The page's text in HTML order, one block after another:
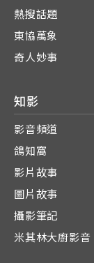
熱搜話題
東協萬象
奇人妙事
知影
影音頻道
鴿知窩
影片故事
圖片故事
攝影筆記
米其林大廚影音